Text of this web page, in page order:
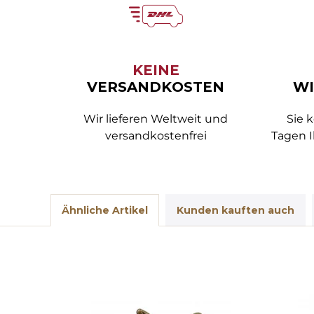
KEINE
VERSANDKOSTEN
Wir lieferen Weltweit und
versandkostenfrei
Sie
Tagen
Ähnliche Artikel Kunden kauften auch